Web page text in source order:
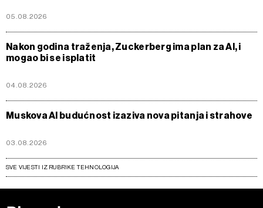
05.08.2026
Nakon godina traženja, Zuckerberg ima plan za Al, i
mogao bi se isplatit
04.08.2026
Muskova AI budućnost izaziva nova pitanja i strahove
03.08.2026
SVE VIJESTI IZ RUBRIKE TEHNOLOGIJA